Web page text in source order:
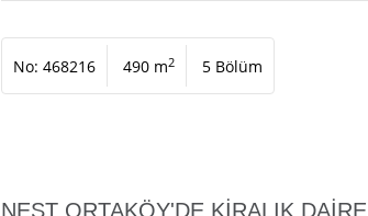
No: 468216 490 m2 5 Bölüm
NEST ORTAKÖY'DE KİRALIK DAİRE